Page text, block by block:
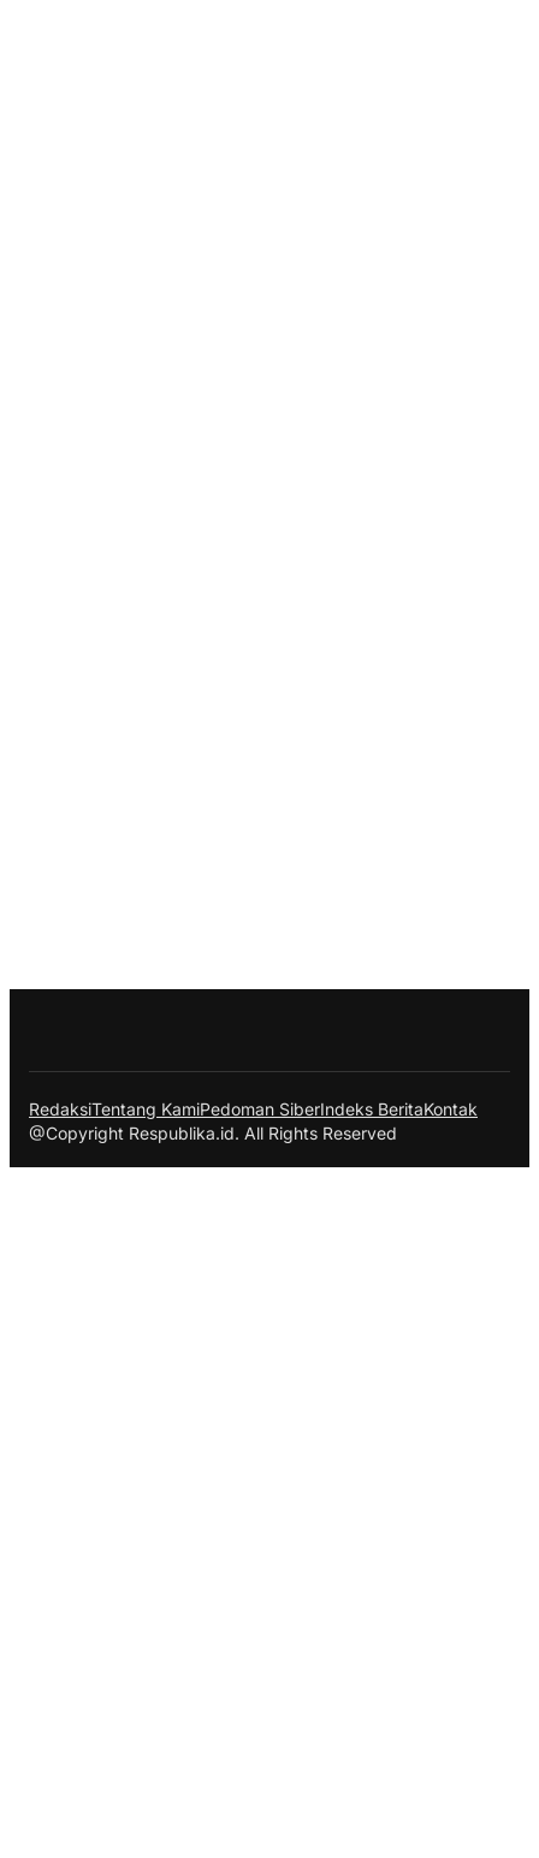
RedaksiTentang KamiPedoman SiberIndeks BeritaKontak
@Copyright Respublika.id. All Rights Reserved